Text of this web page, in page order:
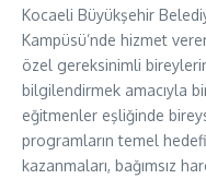
Kocaeli Büyükşehir
Kampüsü’nde hizmet
özel gereksinimli
bilgilendirmek amacıyla
eğitmenler eşliğinde
programların temel
kazanmaları, bağımsız